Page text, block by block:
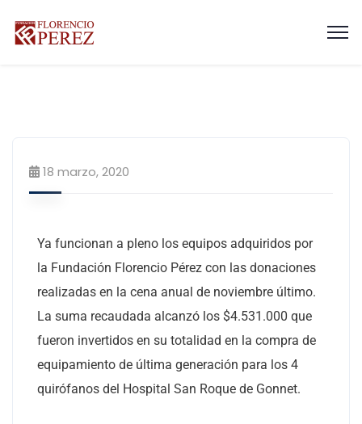
18 marzo, 2020
Ya funcionan a pleno los equipos adquiridos por
la Fundación Florencio Pérez con las donaciones
realizadas en la cena anual de noviembre último.
La suma recaudada alcanzó los $4.531.000 que
fueron invertidos en su totalidad en la compra de
equipamiento de última generación para los 4
quirófanos del Hospital San Roque de Gonnet.